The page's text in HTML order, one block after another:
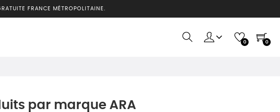
FRANCE MÉTROPOLITAINE.
0 0
par marque ARA